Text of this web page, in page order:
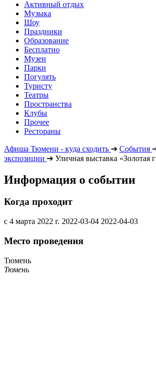
Активный отдых
Музыка
Шоу
Праздники
Образование
Бесплатно
Музеи
Парки
Погулять
Туристу
Театры
Пространства
Клубы
Прочее
Рестораны
Афиша Тюмени - куда сходить ➔ События
экспозиции ➔ Уличная выставка «Золотая
Информация о событии
Когда проходит
с 4 марта 2022 г. 2022-03-04 2022-04-03
Место проведения
Тюмень
Тюмень